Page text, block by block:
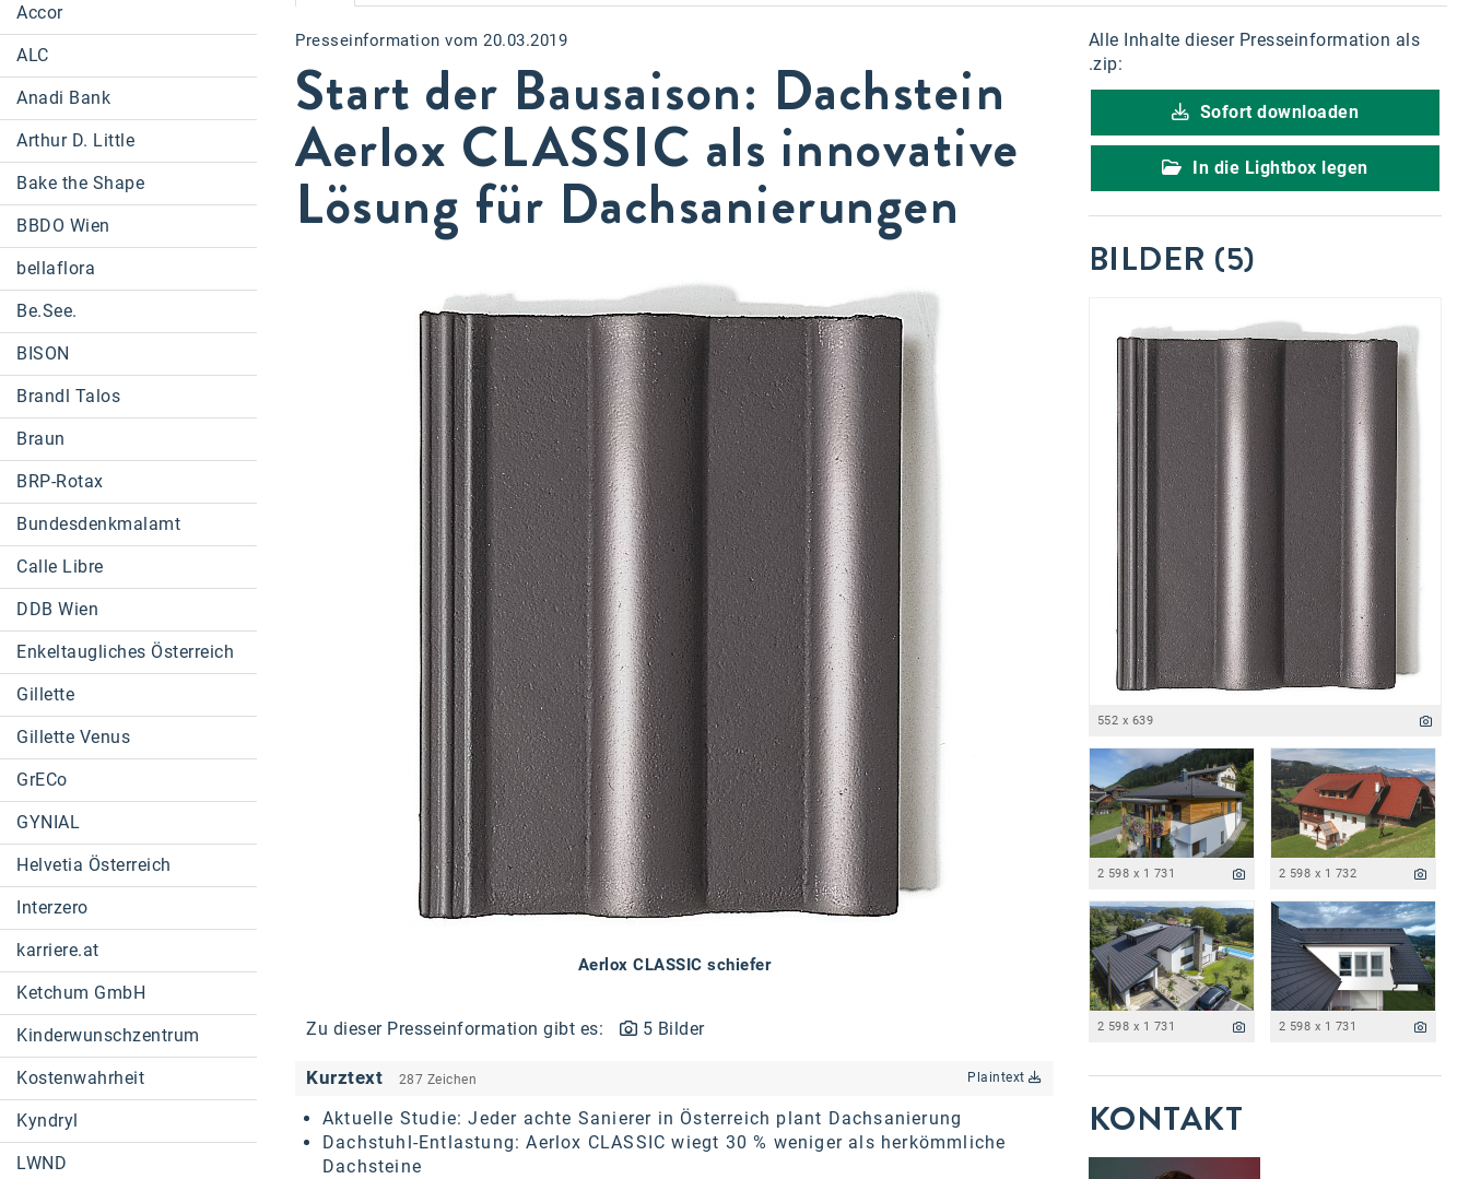
Accor
ALC
Anadi Bank
Arthur D. Little
Bake the Shape
BBDO Wien
bellaflora
Be.See.
BISON
Brandl Talos
Braun
BRP-Rotax
Bundesdenkmalamt
Calle Libre
DDB Wien
Enkeltaugliches Österreich
Gillette
Gillette Venus
GrECo
GYNIAL
Helvetia Österreich
Interzero
karriere.at
Ketchum GmbH
Kinderwunschzentrum
Kostenwahrheit
Kyndryl
LWND
Presseinformation vom 20.03.2019
Start der Bausaison: Dachstein
Aerlox CLASSIC als innovative
Lösung für Dachsanierungen
Aerlox CLASSIC schiefer
Zu dieser Presseinformation gibt es: 5 Bilder
Kurztext 287 Zeichen Plaintext
Aktuelle Studie: Jeder achte Sanierer in Österreich plant Dachsanierung
Dachstuhl-Entlastung: Aerlox CLASSIC wiegt 30 % weniger als herkömmliche
Dachsteine
Alle Inhalte dieser Presseinformation als
.zip:
Sofort downloaden
In die Lightbox legen
BILDER (5)
552 x 639
2 598 x 1 731 2 598 x 1 732
2 598 x 1 731 2 598 x 1 731
KONTAKT